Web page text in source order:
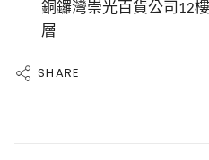
銅鑼灣崇光百貨公司12
層
SHARE